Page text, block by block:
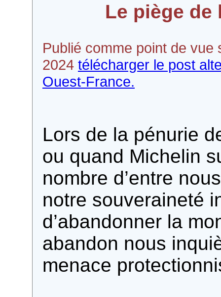
Le piège
Publié comme point de
2024 télécharger le post
Ouest-France.
Lors de la pénurie
ou quand Michelin
nombre d’entre
notre souveraineté
d’abandonner la
abandon nous
menace